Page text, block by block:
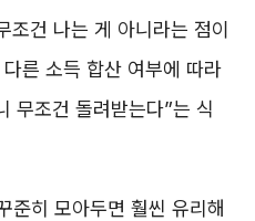
건 나는 게 아니라는 점이
른 소득 합산 여부에 따라
무조건 돌려받는다”는 식
준히 모아두면 훨씬 유리해